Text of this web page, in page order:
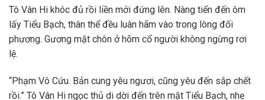
Tô Vân Hi khóc đủ rồi liền mới đứng lên. Nàng tiến đến ôm
lấy Tiểu Bạch, thân thể đều luân hãm vào trong lòng đối
phương. Gương mặt chôn ở hõm cổ người không ngừng rơi
lệ.
“Phạm Vô Cứu. Bản cung yêu ngươi, cũng yêu đến sắp chết
rồi.” Tô Vân Hi ngọc thủ di dời đến trên mặt Tiểu Bạch, nhẹ